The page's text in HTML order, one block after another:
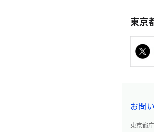
東京
お問
東京都